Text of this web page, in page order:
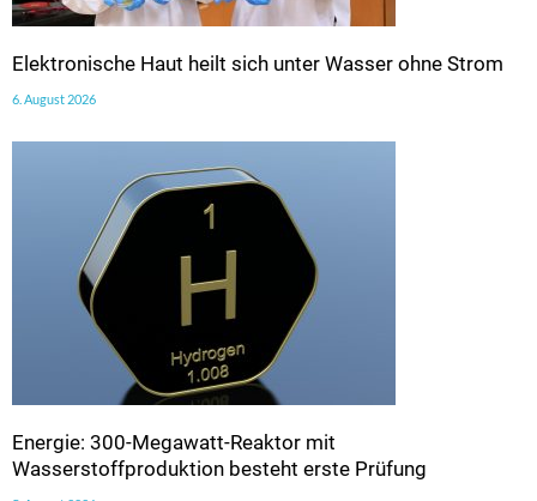
Elektronische Haut heilt sich unter Wasser ohne Strom
6. August 2026
Energie: 300-Megawatt-Reaktor mit
Wasserstoffproduktion besteht erste Prüfung